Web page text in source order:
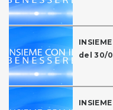
del 30/